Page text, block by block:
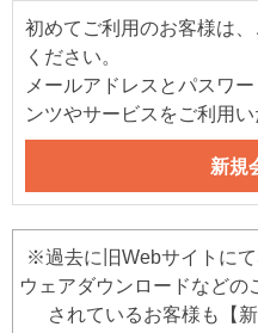
初めてご利用のお客様は
ください。
メールアドレスとパスワ
ンツやサービスをご利用い
※過去に旧Webサイトに
ウェアダウンロードなどの
されているお客様も【